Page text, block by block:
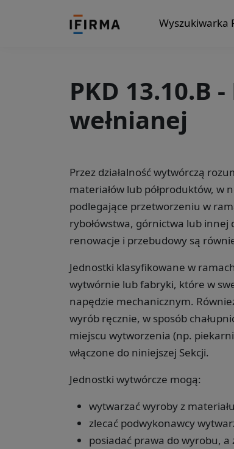
Wyszukiwarka
PKD 13.10.B
wełnianej
Przez działalność wytwórczą
materiałów lub półproduktów, w
podlegające przetworzeniu w
rybołówstwa, górnictwa lub innej
renowacje i przebudowy są
Jednostki klasyfikowane w
wytwórnie lub fabryki, które w
napędzie mechanicznym.
wyrób ręcznie, w sposób
miejscu wytworzenia (np.
włączone do niniejszej Sekcji.
Jednostki wytwórcze mogą:
wytwarzać wyroby z
zlecać podwykonawcy
posiadać prawa do wyrobu,